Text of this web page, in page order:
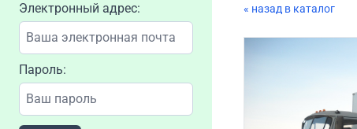
Электронный адрес:
Пароль:
« назад в каталог